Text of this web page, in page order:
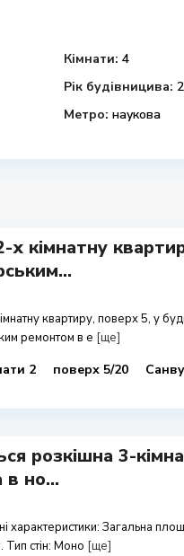
Кімнати: 4
Рік будівницива:
Метро: наукова
кімнатну
квартиру, поверх 5, у
ремонтом в е [ще]
2 поверх 5/20
розкішна 3-
в но...
характеристики:Загальна
Тип стін: Моно [ще]